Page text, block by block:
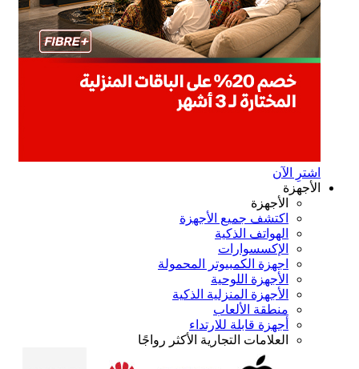
الأجهزة
اكتشف جميع الأجهزة
الهواتف الذكية
الإكسسوارات
اجهزة الكمبيوتر المحمولة
الأجهزة اللوحية
الأجهزة المنزلية الذكية
منطقة الألعاب
أجهزة قابلة للارتداء
العلامات التجارية الأكثر رواجًا